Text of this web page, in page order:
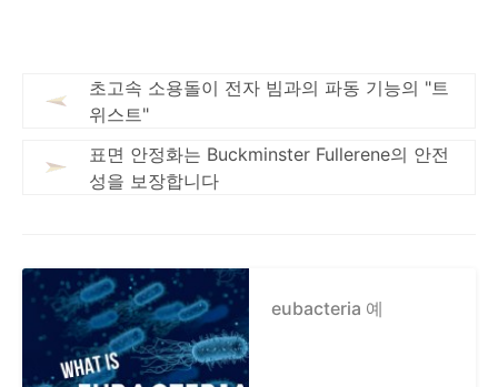
초고속 소용돌이 전자 빔과의 파동 기능의 "트
위스트"
표면 안정화는 Buckminster Fullerene의 안전
성을 보장합니다
eubacteria 예